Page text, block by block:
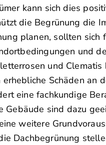
kann sich dies
die Begrünung die
planen, sollten
und
und
Schäden an
eine fachkundige
sind dazu
weitere
Dachbegrünung